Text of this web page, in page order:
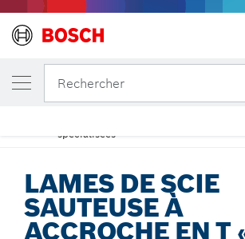
Rechercher
spécialisées
LAMES DE SCIE
SAUTEUSE À
ACCROCHE EN T
VOTRE VARIANTE SÉLECTIONNÉE
Lames de scie sauteuse à
» spécialisées